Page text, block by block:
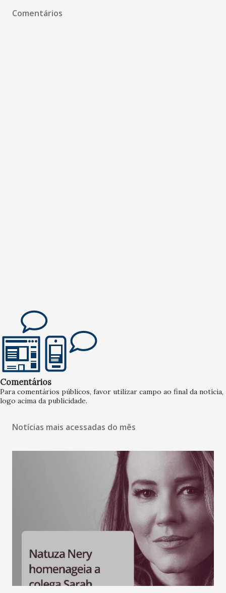
Comentários
Comentários
Para comentários públicos, favor utilizar campo ao final da notícia,
logo acima da publicidade.
Notícias mais acessadas do mês